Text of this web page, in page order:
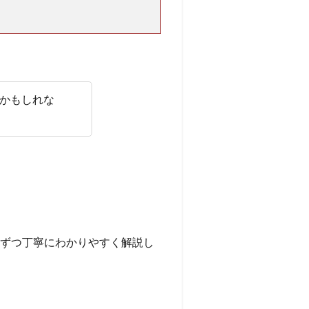
もしれな
つ丁寧にわかりやすく解説し